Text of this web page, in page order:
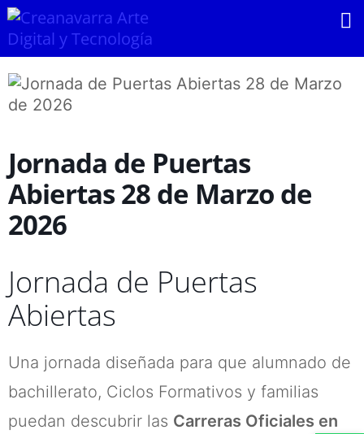
Ir
al
contenido
Jornada de Puertas
Abiertas 28 de Marzo de
2026
Jornada de Puertas
Abiertas
Una jornada diseñada para que alumnado de
bachillerato, Ciclos Formativos y familias
puedan descubrir las Carreras Oficiales en